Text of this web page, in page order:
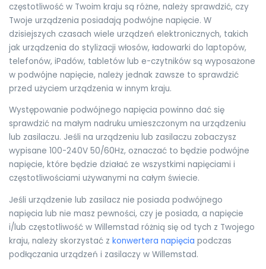
częstotliwość w Twoim kraju są różne, należy sprawdzić, czy
Twoje urządzenia posiadają podwójne napięcie. W
dzisiejszych czasach wiele urządzeń elektronicznych, takich
jak urządzenia do stylizacji włosów, ładowarki do laptopów,
telefonów, iPadów, tabletów lub e-czytników są wyposażone
w podwójne napięcie, należy jednak zawsze to sprawdzić
przed użyciem urządzenia w innym kraju.
Występowanie podwójnego napięcia powinno dać się
sprawdzić na małym nadruku umieszczonym na urządzeniu
lub zasilaczu. Jeśli na urządzeniu lub zasilaczu zobaczysz
wypisane 100-240V 50/60Hz, oznaczać to będzie podwójne
napięcie, które będzie działać ze wszystkimi napięciami i
częstotliwościami używanymi na całym świecie.
Jeśli urządzenie lub zasilacz nie posiada podwójnego
napięcia lub nie masz pewności, czy je posiada, a napięcie
i/lub częstotliwość w Willemstad różnią się od tych z Twojego
kraju, należy skorzystać z konwertera napięcia podczas
podłączania urządzeń i zasilaczy w Willemstad.